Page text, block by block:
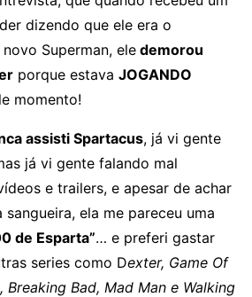
dizendo que ele era o
Superman, ele demorou
porque estava JOGANDO
momento!
assisti Spartacus, já vi gente
já vi gente falando mal
e trailers, e apesar de achar
ela me pareceu uma
de Esparta”… e preferi gastar
series como Dexter, Game Of
Breaking Bad, Mad Man e Walking